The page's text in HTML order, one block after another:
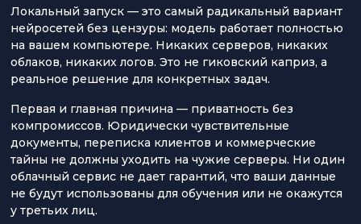
Локальный запуск — это самый радикальный вариант
нейросетей без цензуры: модель работает полностью
на вашем компьютере. Никаких серверов, никаких
облаков, никаких логов. Это не гиковский каприз, а
реальное решение для конкретных задач.
Первая и главная причина — приватность без
компромиссов. Юридически чувствительные
документы, переписка клиентов и коммерческие
тайны не должны уходить на чужие серверы. Ни один
облачный сервис не дает гарантий, что ваши данные
не будут использованы для обучения или не окажутся
у третьих лиц.